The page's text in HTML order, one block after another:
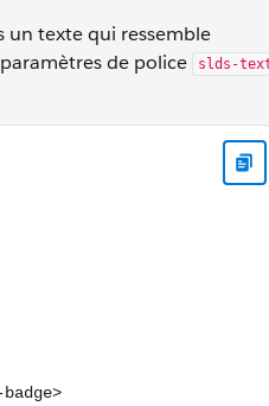
un texte qui ressemble
de police
slds-